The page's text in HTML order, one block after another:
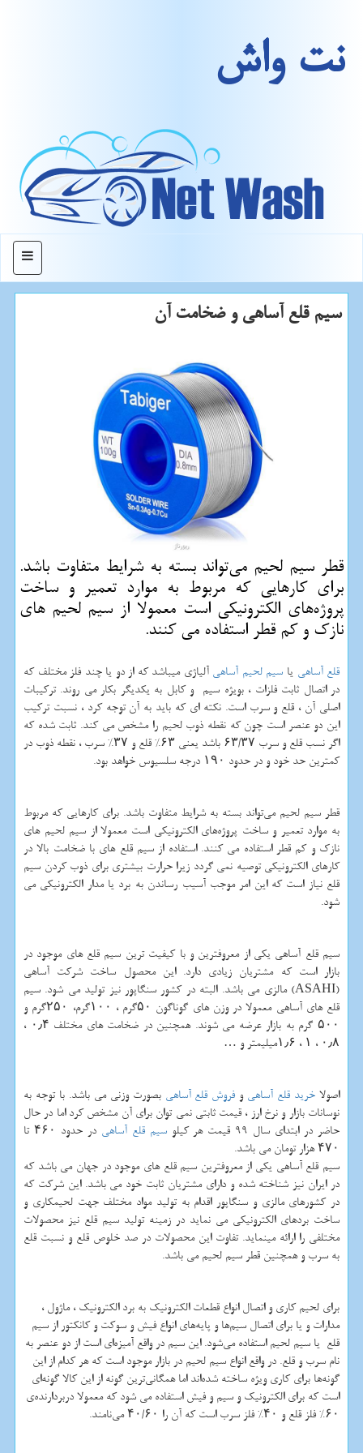
نت واش
منو
سیم قلع آساهی و ضخامت آن
قطر سیم لحیم می‌تواند بسته به شرایط متفاوت باشد.
برای كارهایی كه مربوط به موارد تعمیر و ساخت
پروژه‌های الكترونیكی است معمولا از سیم لحیم های
نازك و كم قطر استفاده می كنند.
قلع آساهی یا سیم لحیم آساهی آلیاژی میباشد که از دو یا چند فلز مختلف که
در اتصال ثابت فلزات ، بویژه سیم و کابل به یکدیگر بکار می روند. ترکیبات
اصلی آن ، قلع و سرب است. نکته ای که باید به آن توجه کرد ، نسبت ترکیب
این دو عنصر است چون که نقطه ذوب لحیم را مشخص می کند. ثابت شده که
اگر نسب قلع و سرب ۶۳/۳۷ باشد یعنی ۶۳% قلع و ۳۷% سرب ، نقطه ذوب در
کمترین حد خود و در حدود ۱۹۰ درجه سلسیوس خواهد بود.
قطر سیم لحیم می‌تواند بسته به شرایط متفاوت باشد. برای کارهایی که مربوط
به موارد تعمیر و ساخت پروژه‌های الکترونیکی است معمولا از سیم لحیم های
نازک و کم قطر استفاده می کنند. استفاده از سیم قلع های با ضخامت بالا در
کارهای الکترونیکی توصیه نمی گردد زیرا حرارت بیشتری برای ذوب کردن سیم
قلع نیاز است که این امر موجب آسیب رساندن به برد یا مدار الکترونیکی می
شود.
سیم قلع آساهی یکی از معروفترین و با کیفیت ترین سیم قلع های موجود در
بازار است که مشتریان زیادی دارد. این محصول ساخت شرکت آساهی
(
ASAHI) مالزی می باشد. البته در کشور سنگاپور نیز تولید می شود. سیم
قلع های آساهی معمولا در وزن های گوناگون ۵۰گرم ، ۱۰۰گرم، ۲۵۰گرم و
۵۰۰ گرم به بازار عرضه می شوند. همچنین در ضخامت های مختلف ۰٫۴ ،
۰٫۸ ، ۱ ، ۱٫۶میلیمتر و …
اصولا خرید قلع آساهی و فروش قلع آساهی بصورت وزنی می باشد. با توجه به
نوسانات بازار و نرخ ارز ، قیمت ثابتی نمی توان برای آن مشخص کرد اما در حال
حاضر در ابتدای سال 99 قیمت هر کیلو
سیم قلع آساهی
در حدود ۴۶۰ تا
۴۷۰ هزار تومان می باشد.
سیم قلع آساهی یکی از معروفترین سیم قلع های موجود در جهان می باشد که
در ایران نیز شناخته شده و دارای مشتریان ثابت خود می باشد. این شرکت که
در کشورهای مالزی و سنگاپور اقدام به تولید مواد مختلف جهت لحیمکاری و
ساخت بردهای الکترونیکی می نماید در زمینه تولید سیم قلع نیز محصولات
مختلفی را ارائه مینماید. تفاوت این محصولات در صد خلوص قلع و نسبت قلع
به سرب و همچنین قطر سیم لحیم می باشد.
برای لحیم کاری و اتصال انواع قطعات الکترونیک به برد الکترونیک ، ماژول ،
مدارات و یا برای اتصال سیم‌ها و پایه‌های انواع فیش و سوکت و کانکتور از سیم
قلع یا سیم لحیم استفاده می‌شود. این سیم در واقع آمیزه‌ای است از دو عنصر به
نام سرب و قلع. در واقع انواع سیم لحیم در بازار موجود است که هر کدام از این
گونه‌ها برای کاری ویژه ساخته شده‌اند اما همگانی‌ترین گونه از این کالا گونه‌ای
است که برای الکترونیک و سیم و فیش استفاده می شود که معمولا دربردارنده‌ی
۶۰% فلز قلع و ۴۰% فلز سرب است که آن را ۴۰/۶۰می‌نامند.